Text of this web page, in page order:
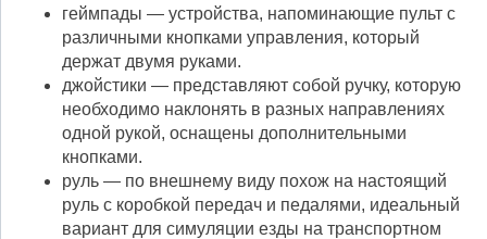
геймпады — устройства, напоминающие пульт с
различными кнопками управления, который
держат двумя руками.
джойстики — представляют собой ручку, которую
необходимо наклонять в разных направлениях
одной рукой, оснащены дополнительными
кнопками.
руль — по внешнему виду похож на настоящий
руль с коробкой передач и педалями, идеальный
вариант для симуляции езды на транспортном